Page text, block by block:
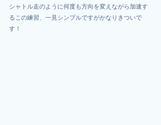
シャトル走のように何度も方向を変えながら加速す
るこの練習、一見シンプルですがかなりきついで
す！